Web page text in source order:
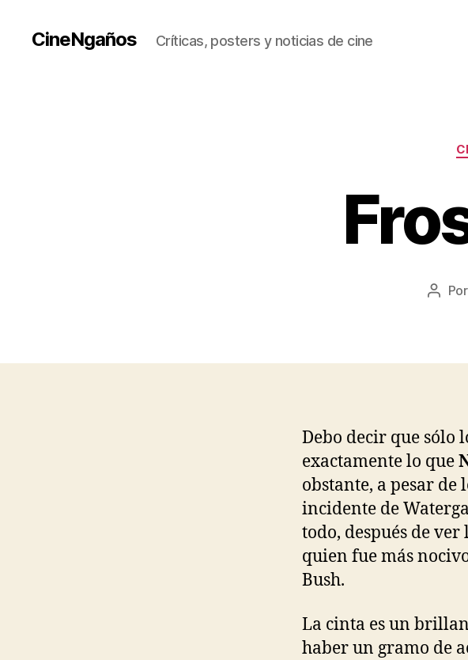
CineNgaños Críticas, posters y noticias de cine
Autor
Por
Debo decir que sólo
exactamente lo que
obstante, a pesar de
incidente de
todo, después de
quien fue más
Bush.
La cinta es un
haber un gramo de